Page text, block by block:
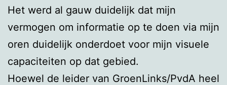
Het werd al gauw duidelijk dat mijn
vermogen om informatie op te doen via mijn
oren duidelijk onderdoet voor mijn visuele
capaciteiten op dat gebied.
Hoewel de leider van GroenLinks/PvdA heel